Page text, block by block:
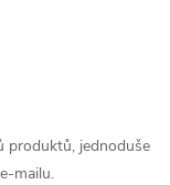
produktů, jednoduše
mailu.